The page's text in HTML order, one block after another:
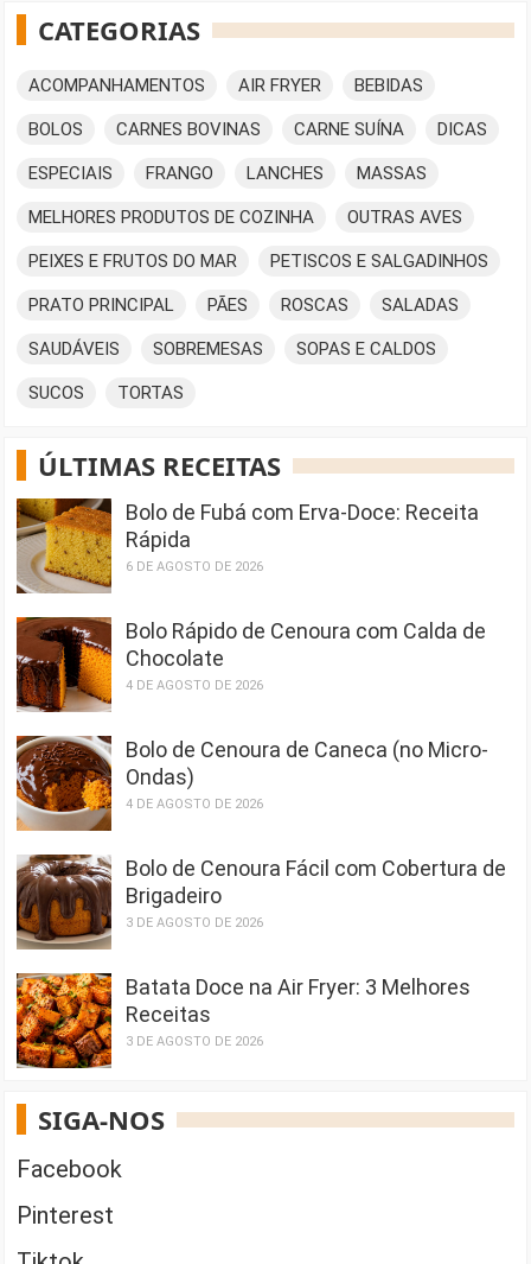
CATEGORIAS
ACOMPANHAMENTOS AIR FRYER BEBIDAS
BOLOS CARNES BOVINAS CARNE SUÍNA DICAS
ESPECIAIS FRANGO LANCHES MASSAS
MELHORES PRODUTOS DE COZINHA OUTRAS AVES
PEIXES E FRUTOS DO MAR PETISCOS E SALGADINHOS
PRATO PRINCIPAL PÃES ROSCAS SALADAS
SAUDÁVEIS SOBREMESAS SOPAS E CALDOS
SUCOS TORTAS
ÚLTIMAS RECEITAS
Bolo de Fubá com Erva-Doce: Receita
Rápida
6 DE AGOSTO DE 2026
Bolo Rápido de Cenoura com Calda de
Chocolate
4 DE AGOSTO DE 2026
Bolo de Cenoura de Caneca (no Micro-
Ondas)
4 DE AGOSTO DE 2026
Bolo de Cenoura Fácil com Cobertura de
Brigadeiro
3 DE AGOSTO DE 2026
Batata Doce na Air Fryer: 3 Melhores
Receitas
3 DE AGOSTO DE 2026
SIGA-NOS
Facebook
Pinterest